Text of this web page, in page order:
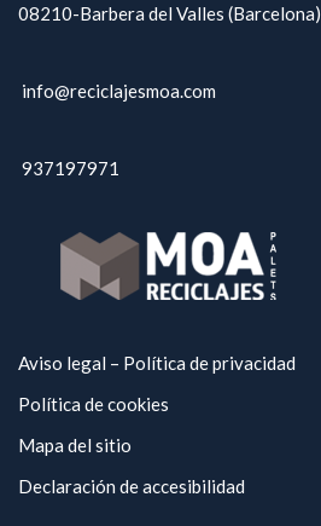
08210-Barbera del Valles (Barcelona)
info@reciclajesmoa.com
937197971
Aviso legal – Política de privacidad
Política de cookies
Mapa del sitio
Declaración de accesibilidad